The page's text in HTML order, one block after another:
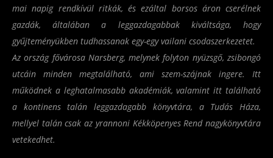
mai napig rendkívül ritkák, és ezáltal borsos áron cserélnek
gazdák, általában a leggazdagabbak kiváltsága, hogy
gyűjteményükben tudhassanak egy-egy vailani csodaszerkezetet.
Az ország fővárosa Narsberg, melynek folyton nyüzsgő, zsibongó
utcáin minden megtalálható, ami szem-szájnak ingere. Itt
működnek a leghatalmasabb akadémiák, valamint itt található
a kontinens talán leggazdagabb könyvtára, a Tudás Háza,
mellyel talán csak az yrannoni Kékköpenyes Rend nagykönyvtára
vetekedhet.